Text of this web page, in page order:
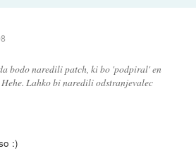
bodo naredili patch, ki bo 'podpiral' en
Lahko bi naredili odstranjevalec
:)